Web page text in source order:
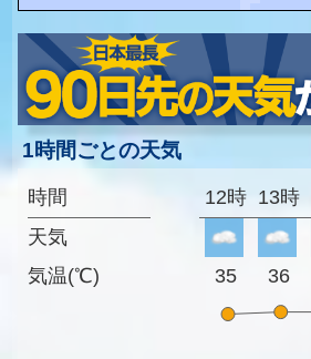
1時間ごとの天気
時間
天気
気温(℃)
12時 13時
35 36